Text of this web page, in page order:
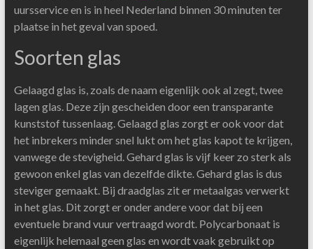
uursservice en is in heel Nederland binnen 30 minuten ter
plaatse in het geval van spoed.
Soorten glas
Gelaagd glas is, zoals de naam eigenlijk ook al zegt, twee
lagen glas. Deze zijn gescheiden door een transparante
kunststof tussenlaag. Gelaagd glas zorgt er ook voor dat
het inbrekers minder snel lukt om het glas kapot te krijgen,
vanwege de stevigheid. Gehard glas is vijf keer zo sterk als
gewoon enkel glas van dezelfde dikte. Gehard glas is dus
steviger gemaakt. Bij draadglas zit er metaalgas verwerkt
in het glas. Dit zorgt er onder andere voor dat bij een
eventuele brand vuur vertraagd wordt. Polycarbonaat is
eigenlijk helemaal geen glas en wordt vaak gebruikt op